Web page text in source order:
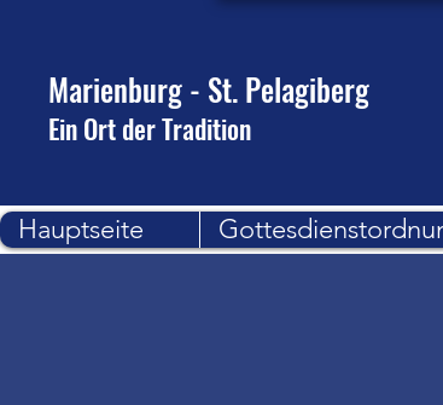
Marienburg - St. Pelagiberg
Ein Ort der Tradition
Hauptseite